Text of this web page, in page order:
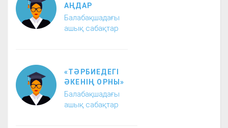
АҢДАР
Балабақшадағы
ашық сабақтар
«ТӘРБИЕДЕГІ
ӘКЕНІҢ ОРНЫ»
Балабақшадағы
ашық сабақтар